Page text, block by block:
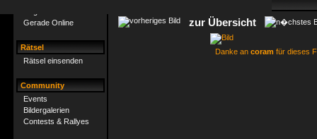
Gerade Online
Rätsel
Rätsel einsenden
Community
Events
Bildergalerien
Contests & Rallyes
zur Übersicht
Danke an coram für dieses